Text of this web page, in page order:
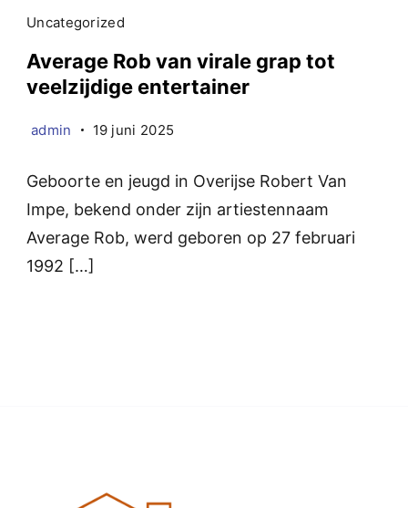
Uncategorized
Average Rob van virale grap tot
veelzijdige entertainer
admin 19 juni 2025
Geboorte en jeugd in Overijse Robert Van
Impe, bekend onder zijn artiestennaam
Average Rob, werd geboren op 27 februari
1992 […]